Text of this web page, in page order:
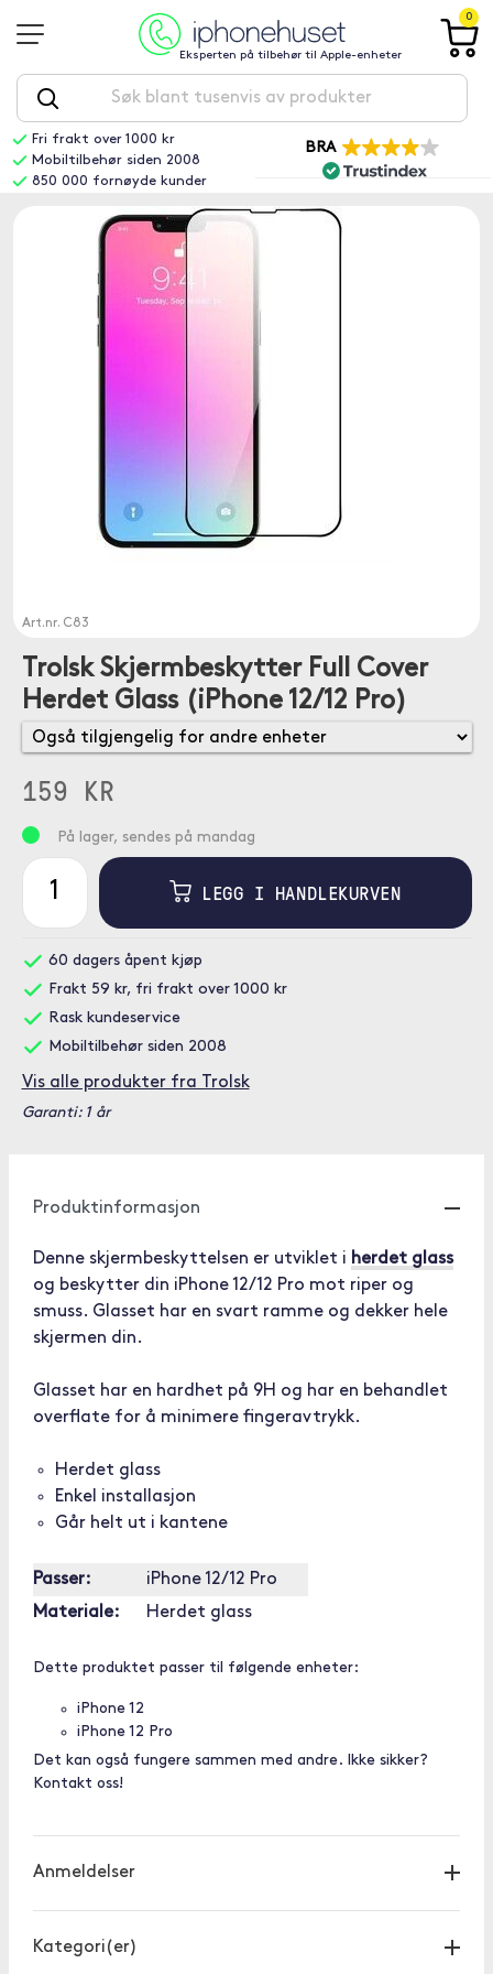
Eksperten på tilbehør til Apple-enheter
0
Fri frakt over 1000 kr
Mobiltilbehør siden 2008
850 000 fornøyde kunder
BRA
Art.nr. C83
Trolsk Skjermbeskytter Full Cover
Herdet Glass (iPhone 12/12 Pro)
159 KR
På lager, sendes på mandag
LEGG I HANDLEKURVEN
60 dagers åpent kjøp
Frakt 59 kr, fri frakt over 1000 kr
Rask kundeservice
Mobiltilbehør siden 2008
Vis alle produkter fra Trolsk
Garanti: 1 år
Produktinformasjon
Denne skjermbeskyttelsen er utviklet i herdet glass
og beskytter din iPhone 12/12 Pro mot riper og
smuss. Glasset har en svart ramme og dekker hele
skjermen din.
Glasset har en hardhet på 9H og har en behandlet
overflate for å minimere fingeravtrykk.
Herdet glass
Enkel installasjon
Går helt ut i kantene
Passer:
iPhone 12/12 Pro
Materiale:
Herdet glass
Dette produktet passer til følgende enheter:
iPhone 12
iPhone 12 Pro
Det kan også fungere sammen med andre. Ikke sikker?
Kontakt oss!
Anmeldelser
Kategori(er)